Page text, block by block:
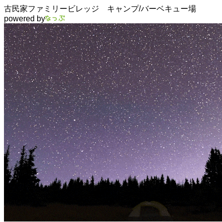
古民家ファミリービレッジ キャンプ/バーベキュー場
powered by